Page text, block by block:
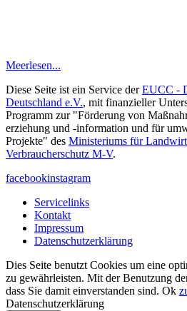
Meerlesen...
Diese Seite ist ein Service derEUCC -
Deutschland e.V., mit finanzieller
Programm zur "Förderung von
erziehung und -information und für
Projekte" des Ministeriums für
Verbraucherschutz M-V.
facebookinstagram
Servicelinks
Kontakt
Impressum
Datenschutzerklärung
Dies Seite benutzt Cookies um eine
zu gewährleisten. Mit der Benutzung
dass Sie damit einverstanden sind. Ok
Datenschutzerklärung